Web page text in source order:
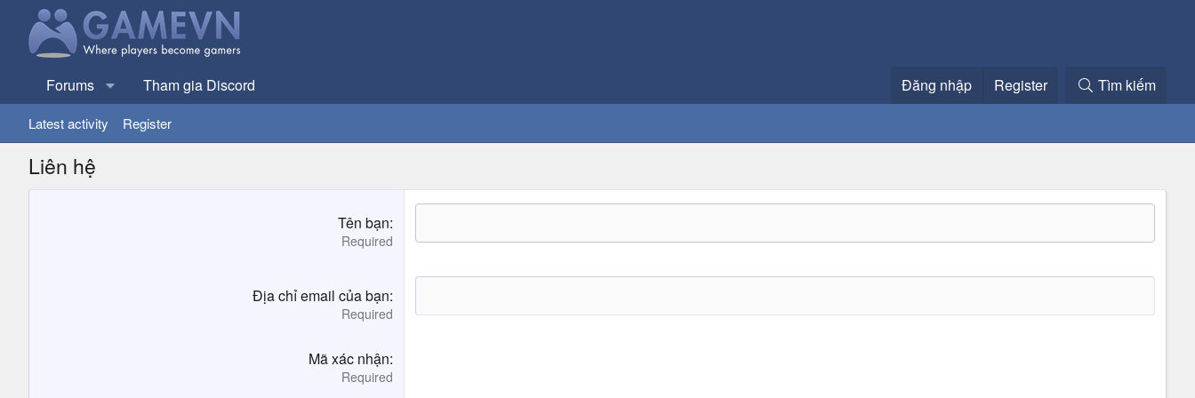
Forums Tham gia Discord Đăng nhập Register Tìm kiếm
Latest activity Register
Liên hệ
Tên bạn
Required
Địa chỉ email của bạn
Required
Mã xác nhận
Required